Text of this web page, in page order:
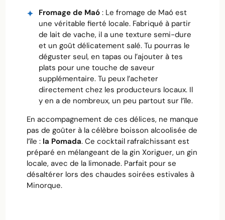
Fromage de Maó : Le fromage de Maó est
une véritable fierté locale. Fabriqué à partir
de lait de vache, il a une texture semi-dure
et un goût délicatement salé. Tu pourras le
déguster seul, en tapas ou l’ajouter à tes
plats pour une touche de saveur
supplémentaire. Tu peux l’acheter
directement chez les producteurs locaux. Il
y en a de nombreux, un peu partout sur l’île.
En accompagnement de ces délices, ne manque
pas de goûter à la célèbre boisson alcoolisée de
l’île : la Pomada. Ce cocktail rafraîchissant est
préparé en mélangeant de la gin Xoriguer, un gin
locale, avec de la limonade. Parfait pour se
désaltérer lors des chaudes soirées estivales à
Minorque.